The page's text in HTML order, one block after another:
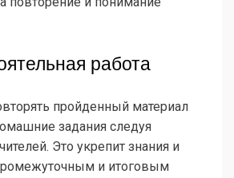
работа
пройденный материал
задания следуя
Это укрепит знания и
и итоговым